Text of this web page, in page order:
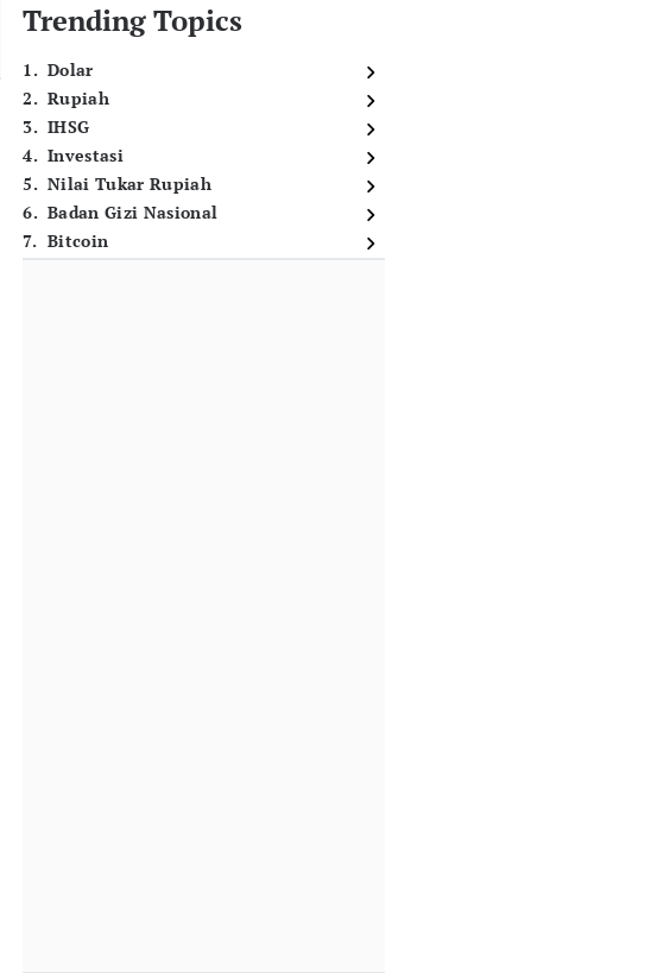
Trending Topics
1. Dolar
2. Rupiah
3. IHSG
4. Investasi
5. Nilai Tukar Rupiah
6. Badan Gizi Nasional
7. Bitcoin